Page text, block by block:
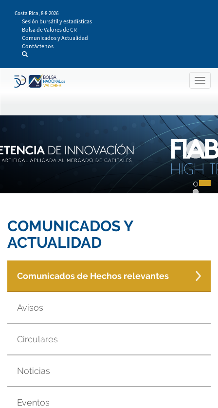
contenido
principal
Costa Rica, 8-8-2026
Sesión bursátil y estadísticas
Bolsa de Valores de CR
Comunicados y Actualidad
Contáctenos
COMUNICADOS Y
ACTUALIDAD
Comunicados de Hechos relevantes
Avisos
Circulares
Noticias
Eventos